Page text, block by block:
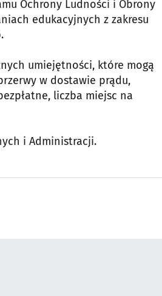
Ochrony Ludności i Obrony
edukacyjnych z zakresu
umiejętności, które mogą
w dostawie prądu,
liczba miejsc na
i Administracji.